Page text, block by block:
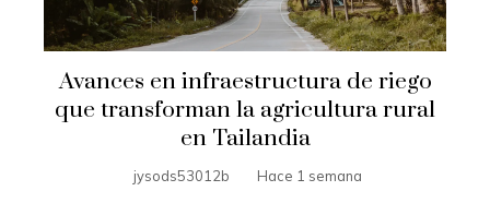
Avances en infraestructura de riego
que transforman la agricultura rural
en Tailandia
jysods53012b Hace 1 semana